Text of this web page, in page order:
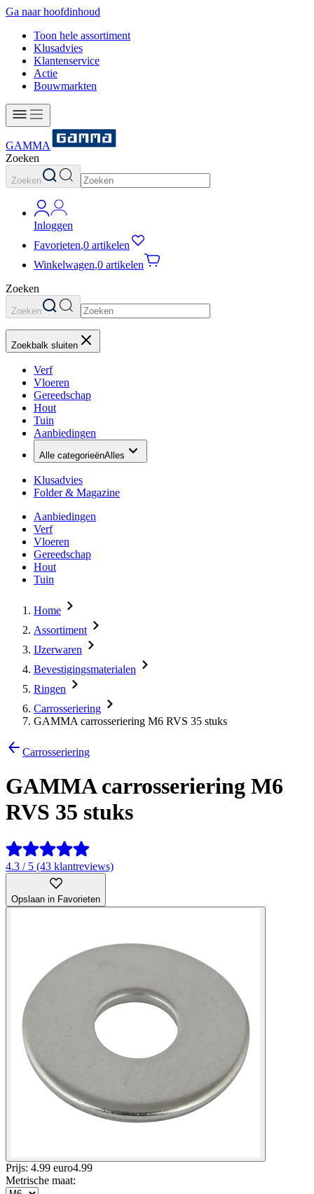
Ga naar hoofdinhoud
Toon hele assortiment
Klusadvies
Klantenservice
Actie
Bouwmarkten
GAMMA
Zoeken
Zoeken
Inloggen
Favorieten,0 artikelen
Winkelwagen,0 artikelen
Zoeken
Zoeken
Zoekbalk sluiten
Verf
Vloeren
Gereedschap
Hout
Tuin
Aanbiedingen
Alle categorieënAlles
Klusadvies
Folder & Magazine
Aanbiedingen
Verf
Vloeren
Gereedschap
Hout
Tuin
Home
Assortiment
IJzerwaren
Bevestigingsmaterialen
Ringen
Carrosseriering
GAMMA carrosseriering M6 RVS 35 stuks
Carrosseriering
GAMMA carrosseriering M6
RVS 35 stuks
4.3 / 5 (43 klantreviews)
Opslaan in Favorieten
Prijs: 4.99 euro4.99
Metrische maat: